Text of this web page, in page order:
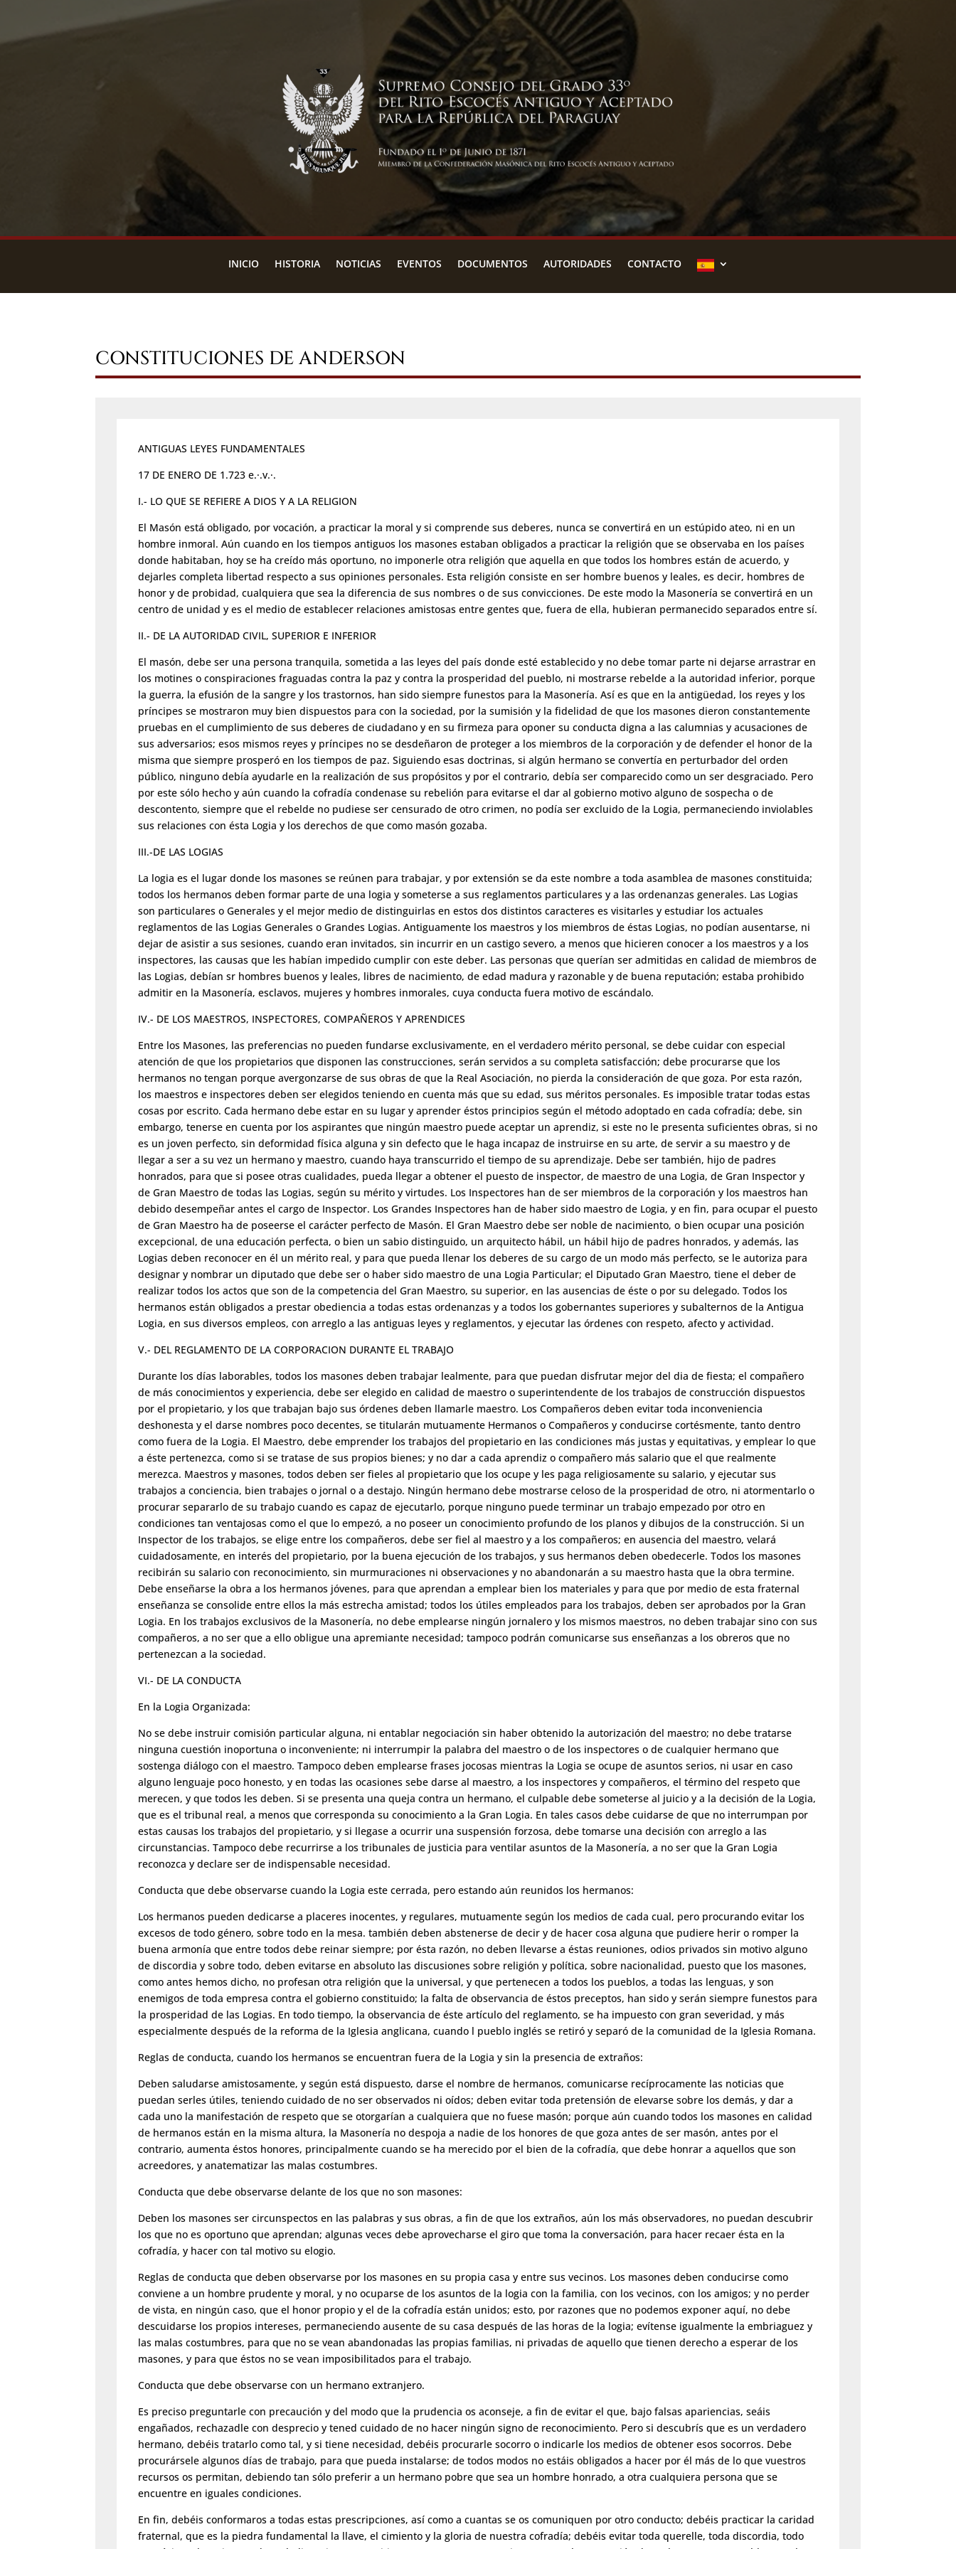
INICIO HISTORIA NOTICIAS EVENTOS DOCUMENTOS AUTORIDADES CONTACTO
CONSTITUCIONES DE ANDERSON
ANTIGUAS LEYES FUNDAMENTALES
17 DE ENERO DE 1.723 e.·.v.·.
I.- LO QUE SE REFIERE A DIOS Y A LA RELIGION
El Masón está obligado, por vocación, a practicar la moral y si comprende sus deberes, nunca se convertirá en un estúpido ateo, ni en un
hombre inmoral. Aún cuando en los tiempos antiguos los masones estaban obligados a practicar la religión que se observaba en los países
donde habitaban, hoy se ha creído más oportuno, no imponerle otra religión que aquella en que todos los hombres están de acuerdo, y
dejarles completa libertad respecto a sus opiniones personales. Esta religión consiste en ser hombre buenos y leales, es decir, hombres de
honor y de probidad, cualquiera que sea la diferencia de sus nombres o de sus convicciones. De este modo la Masonería se convertirá en un
centro de unidad y es el medio de establecer relaciones amistosas entre gentes que, fuera de ella, hubieran permanecido separados entre sí.
II.- DE LA AUTORIDAD CIVIL, SUPERIOR E INFERIOR
El masón, debe ser una persona tranquila, sometida a las leyes del país donde esté establecido y no debe tomar parte ni dejarse arrastrar en
los motines o conspiraciones fraguadas contra la paz y contra la prosperidad del pueblo, ni mostrarse rebelde a la autoridad inferior, porque
la guerra, la efusión de la sangre y los trastornos, han sido siempre funestos para la Masonería. Así es que en la antigüedad, los reyes y los
príncipes se mostraron muy bien dispuestos para con la sociedad, por la sumisión y la fidelidad de que los masones dieron constantemente
pruebas en el cumplimiento de sus deberes de ciudadano y en su firmeza para oponer su conducta digna a las calumnias y acusaciones de
sus adversarios; esos mismos reyes y príncipes no se desdeñaron de proteger a los miembros de la corporación y de defender el honor de la
misma que siempre prosperó en los tiempos de paz. Siguiendo esas doctrinas, si algún hermano se convertía en perturbador del orden
público, ninguno debía ayudarle en la realización de sus propósitos y por el contrario, debía ser comparecido como un ser desgraciado. Pero
por este sólo hecho y aún cuando la cofradía condenase su rebelión para evitarse el dar al gobierno motivo alguno de sospecha o de
descontento, siempre que el rebelde no pudiese ser censurado de otro crimen, no podía ser excluido de la Logia, permaneciendo inviolables
sus relaciones con ésta Logia y los derechos de que como masón gozaba.
III.-DE LAS LOGIAS
La logia es el lugar donde los masones se reúnen para trabajar, y por extensión se da este nombre a toda asamblea de masones constituida;
todos los hermanos deben formar parte de una logia y someterse a sus reglamentos particulares y a las ordenanzas generales. Las Logias
son particulares o Generales y el mejor medio de distinguirlas en estos dos distintos caracteres es visitarles y estudiar los actuales
reglamentos de las Logias Generales o Grandes Logias. Antiguamente los maestros y los miembros de éstas Logias, no podían ausentarse, ni
dejar de asistir a sus sesiones, cuando eran invitados, sin incurrir en un castigo severo, a menos que hicieren conocer a los maestros y a los
inspectores, las causas que les habían impedido cumplir con este deber. Las personas que querían ser admitidas en calidad de miembros de
las Logias, debían sr hombres buenos y leales, libres de nacimiento, de edad madura y razonable y de buena reputación; estaba prohibido
admitir en la Masonería, esclavos, mujeres y hombres inmorales, cuya conducta fuera motivo de escándalo.
IV.- DE LOS MAESTROS, INSPECTORES, COMPAÑEROS Y APRENDICES
Entre los Masones, las preferencias no pueden fundarse exclusivamente, en el verdadero mérito personal, se debe cuidar con especial
atención de que los propietarios que disponen las construcciones, serán servidos a su completa satisfacción; debe procurarse que los
hermanos no tengan porque avergonzarse de sus obras de que la Real Asociación, no pierda la consideración de que goza. Por esta razón,
los maestros e inspectores deben ser elegidos teniendo en cuenta más que su edad, sus méritos personales. Es imposible tratar todas estas
cosas por escrito. Cada hermano debe estar en su lugar y aprender éstos principios según el método adoptado en cada cofradía; debe, sin
embargo, tenerse en cuenta por los aspirantes que ningún maestro puede aceptar un aprendiz, si este no le presenta suficientes obras, si no
es un joven perfecto, sin deformidad física alguna y sin defecto que le haga incapaz de instruirse en su arte, de servir a su maestro y de
llegar a ser a su vez un hermano y maestro, cuando haya transcurrido el tiempo de su aprendizaje. Debe ser también, hijo de padres
honrados, para que si posee otras cualidades, pueda llegar a obtener el puesto de inspector, de maestro de una Logia, de Gran Inspector y
de Gran Maestro de todas las Logias, según su mérito y virtudes. Los Inspectores han de ser miembros de la corporación y los maestros han
debido desempeñar antes el cargo de Inspector. Los Grandes Inspectores han de haber sido maestro de Logia, y en fin, para ocupar el puesto
de Gran Maestro ha de poseerse el carácter perfecto de Masón. El Gran Maestro debe ser noble de nacimiento, o bien ocupar una posición
excepcional, de una educación perfecta, o bien un sabio distinguido, un arquitecto hábil, un hábil hijo de padres honrados, y además, las
Logias deben reconocer en él un mérito real, y para que pueda llenar los deberes de su cargo de un modo más perfecto, se le autoriza para
designar y nombrar un diputado que debe ser o haber sido maestro de una Logia Particular; el Diputado Gran Maestro, tiene el deber de
realizar todos los actos que son de la competencia del Gran Maestro, su superior, en las ausencias de éste o por su delegado. Todos los
hermanos están obligados a prestar obediencia a todas estas ordenanzas y a todos los gobernantes superiores y subalternos de la Antigua
Logia, en sus diversos empleos, con arreglo a las antiguas leyes y reglamentos, y ejecutar las órdenes con respeto, afecto y actividad.
V.- DEL REGLAMENTO DE LA CORPORACION DURANTE EL TRABAJO
Durante los días laborables, todos los masones deben trabajar lealmente, para que puedan disfrutar mejor del dia de fiesta; el compañero
de más conocimientos y experiencia, debe ser elegido en calidad de maestro o superintendente de los trabajos de construcción dispuestos
por el propietario, y los que trabajan bajo sus órdenes deben llamarle maestro. Los Compañeros deben evitar toda inconveniencia
deshonesta y el darse nombres poco decentes, se titularán mutuamente Hermanos o Compañeros y conducirse cortésmente, tanto dentro
como fuera de la Logia. El Maestro, debe emprender los trabajos del propietario en las condiciones más justas y equitativas, y emplear lo que
a éste pertenezca, como si se tratase de sus propios bienes; y no dar a cada aprendiz o compañero más salario que el que realmente
merezca. Maestros y masones, todos deben ser fieles al propietario que los ocupe y les paga religiosamente su salario, y ejecutar sus
trabajos a conciencia, bien trabajes o jornal o a destajo. Ningún hermano debe mostrarse celoso de la prosperidad de otro, ni atormentarlo o
procurar separarlo de su trabajo cuando es capaz de ejecutarlo, porque ninguno puede terminar un trabajo empezado por otro en
condiciones tan ventajosas como el que lo empezó, a no poseer un conocimiento profundo de los planos y dibujos de la construcción. Si un
Inspector de los trabajos, se elige entre los compañeros, debe ser fiel al maestro y a los compañeros; en ausencia del maestro, velará
cuidadosamente, en interés del propietario, por la buena ejecución de los trabajos, y sus hermanos deben obedecerle. Todos los masones
recibirán su salario con reconocimiento, sin murmuraciones ni observaciones y no abandonarán a su maestro hasta que la obra termine.
Debe enseñarse la obra a los hermanos jóvenes, para que aprendan a emplear bien los materiales y para que por medio de esta fraternal
enseñanza se consolide entre ellos la más estrecha amistad; todos los útiles empleados para los trabajos, deben ser aprobados por la Gran
Logia. En los trabajos exclusivos de la Masonería, no debe emplearse ningún jornalero y los mismos maestros, no deben trabajar sino con sus
compañeros, a no ser que a ello obligue una apremiante necesidad; tampoco podrán comunicarse sus enseñanzas a los obreros que no
pertenezcan a la sociedad.
VI.- DE LA CONDUCTA
En la Logia Organizada:
No se debe instruir comisión particular alguna, ni entablar negociación sin haber obtenido la autorización del maestro; no debe tratarse
ninguna cuestión inoportuna o inconveniente; ni interrumpir la palabra del maestro o de los inspectores o de cualquier hermano que
sostenga diálogo con el maestro. Tampoco deben emplearse frases jocosas mientras la Logia se ocupe de asuntos serios, ni usar en caso
alguno lenguaje poco honesto, y en todas las ocasiones sebe darse al maestro, a los inspectores y compañeros, el término del respeto que
merecen, y que todos les deben. Si se presenta una queja contra un hermano, el culpable debe someterse al juicio y a la decisión de la Logia,
que es el tribunal real, a menos que corresponda su conocimiento a la Gran Logia. En tales casos debe cuidarse de que no interrumpan por
estas causas los trabajos del propietario, y si llegase a ocurrir una suspensión forzosa, debe tomarse una decisión con arreglo a las
circunstancias. Tampoco debe recurrirse a los tribunales de justicia para ventilar asuntos de la Masonería, a no ser que la Gran Logia
reconozca y declare ser de indispensable necesidad.
Conducta que debe observarse cuando la Logia este cerrada, pero estando aún reunidos los hermanos:
Los hermanos pueden dedicarse a placeres inocentes, y regulares, mutuamente según los medios de cada cual, pero procurando evitar los
excesos de todo género, sobre todo en la mesa. también deben abstenerse de decir y de hacer cosa alguna que pudiere herir o romper la
buena armonía que entre todos debe reinar siempre; por ésta razón, no deben llevarse a éstas reuniones, odios privados sin motivo alguno
de discordia y sobre todo, deben evitarse en absoluto las discusiones sobre religión y política, sobre nacionalidad, puesto que los masones,
como antes hemos dicho, no profesan otra religión que la universal, y que pertenecen a todos los pueblos, a todas las lenguas, y son
enemigos de toda empresa contra el gobierno constituido; la falta de observancia de éstos preceptos, han sido y serán siempre funestos para
la prosperidad de las Logias. En todo tiempo, la observancia de éste artículo del reglamento, se ha impuesto con gran severidad, y más
especialmente después de la reforma de la Iglesia anglicana, cuando l pueblo inglés se retiró y separó de la comunidad de la Iglesia Romana.
Reglas de conducta, cuando los hermanos se encuentran fuera de la Logia y sin la presencia de extraños:
Deben saludarse amistosamente, y según está dispuesto, darse el nombre de hermanos, comunicarse recíprocamente las noticias que
puedan serles útiles, teniendo cuidado de no ser observados ni oídos; deben evitar toda pretensión de elevarse sobre los demás, y dar a
cada uno la manifestación de respeto que se otorgarían a cualquiera que no fuese masón; porque aún cuando todos los masones en calidad
de hermanos están en la misma altura, la Masonería no despoja a nadie de los honores de que goza antes de ser masón, antes por el
contrario, aumenta éstos honores, principalmente cuando se ha merecido por el bien de la cofradía, que debe honrar a aquellos que son
acreedores, y anatematizar las malas costumbres.
Conducta que debe observarse delante de los que no son masones:
Deben los masones ser circunspectos en las palabras y sus obras, a fin de que los extraños, aún los más observadores, no puedan descubrir
los que no es oportuno que aprendan; algunas veces debe aprovecharse el giro que toma la conversación, para hacer recaer ésta en la
cofradía, y hacer con tal motivo su elogio.
Reglas de conducta que deben observarse por los masones en su propia casa y entre sus vecinos. Los masones deben conducirse como
conviene a un hombre prudente y moral, y no ocuparse de los asuntos de la logia con la familia, con los vecinos, con los amigos; y no perder
de vista, en ningún caso, que el honor propio y el de la cofradía están unidos; esto, por razones que no podemos exponer aquí, no debe
descuidarse los propios intereses, permaneciendo ausente de su casa después de las horas de la logia; evítense igualmente la embriaguez y
las malas costumbres, para que no se vean abandonadas las propias familias, ni privadas de aquello que tienen derecho a esperar de los
masones, y para que éstos no se vean imposibilitados para el trabajo.
Conducta que debe observarse con un hermano extranjero.
Es preciso preguntarle con precaución y del modo que la prudencia os aconseje, a fin de evitar el que, bajo falsas apariencias, seáis
engañados, rechazadle con desprecio y tened cuidado de no hacer ningún signo de reconocimiento. Pero si descubrís que es un verdadero
hermano, debéis tratarlo como tal, y si tiene necesidad, debéis procurarle socorro o indicarle los medios de obtener esos socorros. Debe
procurársele algunos días de trabajo, para que pueda instalarse; de todos modos no estáis obligados a hacer por él más de lo que vuestros
recursos os permitan, debiendo tan sólo preferir a un hermano pobre que sea un hombre honrado, a otra cualquiera persona que se
encuentre en iguales condiciones.
En fin, debéis conformaros a todas estas prescripciones, así como a cuantas se os comuniquen por otro conducto; debéis practicar la caridad
fraternal, que es la piedra fundamental la llave, el cimiento y la gloria de nuestra cofradía; debéis evitar toda querelle, toda discordia, todo